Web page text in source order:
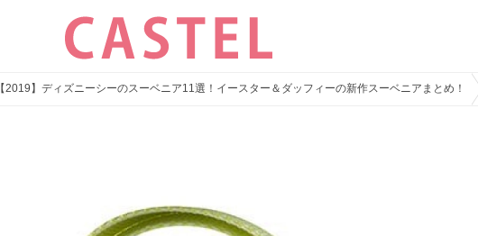
【2019】ディズニーシーのスーベニア11選！イースター＆ダッフィーの新作スーベニアまとめ！